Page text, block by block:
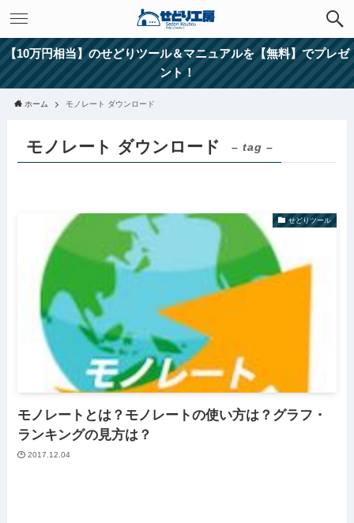
【10万円相当】のせどりツール＆マニュアルを【無料】でプレゼ
ント！
ホーム モノレート ダウンロード
モノレート ダウンロード – tag –
せどりツール
モノレートとは？モノレートの使い方は？グラフ・
ランキングの見方は？
2017.12.04